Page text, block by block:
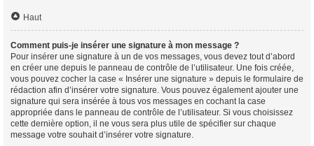
Haut
Comment puis-je insérer une signature à mon message ?
Pour insérer une signature à un de vos messages, vous devez tout d’abord
en créer une depuis le panneau de contrôle de l’utilisateur. Une fois créée,
vous pouvez cocher la case « Insérer une signature » depuis le formulaire de
rédaction afin d’insérer votre signature. Vous pouvez également ajouter une
signature qui sera insérée à tous vos messages en cochant la case
appropriée dans le panneau de contrôle de l’utilisateur. Si vous choisissez
cette dernière option, il ne vous sera plus utile de spécifier sur chaque
message votre souhait d’insérer votre signature.